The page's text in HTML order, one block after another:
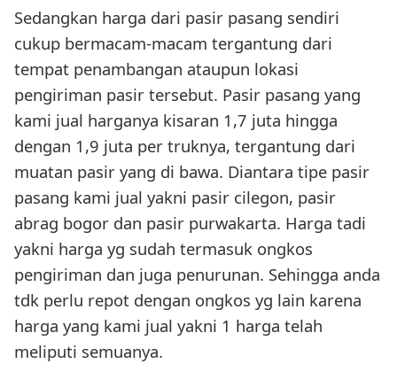
Sedangkan harga dari pasir pasang sendiri
cukup bermacam-macam tergantung dari
tempat penambangan ataupun lokasi
pengiriman pasir tersebut. Pasir pasang yang
kami jual harganya kisaran 1,7 juta hingga
dengan 1,9 juta per truknya, tergantung dari
muatan pasir yang di bawa. Diantara tipe pasir
pasang kami jual yakni pasir cilegon, pasir
abrag bogor dan pasir purwakarta. Harga tadi
yakni harga yg sudah termasuk ongkos
pengiriman dan juga penurunan. Sehingga anda
tdk perlu repot dengan ongkos yg lain karena
harga yang kami jual yakni 1 harga telah
meliputi semuanya.